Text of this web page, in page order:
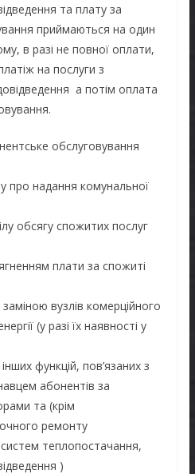
та плату за
приймаються на один
в разі не повної оплати,
на послуги з
а потім оплата
обслуговування
про надання комунальної
обсягу спожитих послуг
плати за спожиті
вузлів комерційного
(у разі їх наявності у
функцій, пов’язаних з
абонентів за
та (крім
ремонту
теплопостачання,
)